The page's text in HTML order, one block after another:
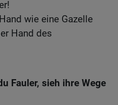
wie eine Gazelle
Hand des
Fauler, sieh ihre Wege